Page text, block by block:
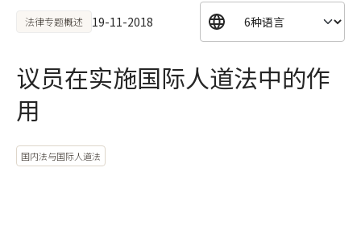
法律专题概述 19-11-2018
议员在实施国际人道法中的作
用
国内法与国际人道法